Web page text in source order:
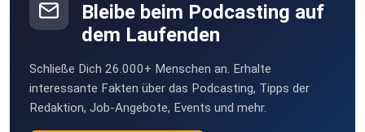
Bleibe beim Podcasting auf
dem Laufenden
Schließe Dich 26.000+ Menschen an. Erhalte
interessante Fakten über das Podcasting, Tipps der
Redaktion, Job-Angebote, Events und mehr.